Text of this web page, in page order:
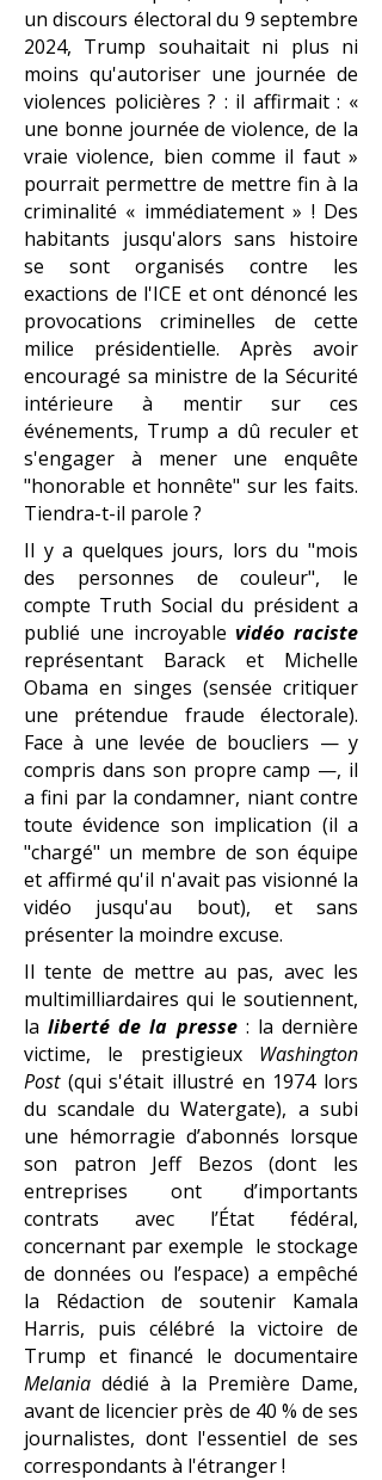
un discours électoral du 9 septembre
2024, Trump souhaitait ni plus ni
moins qu'autoriser une journée de
violences policières ? : il affirmait : «
une bonne journée de violence, de la
vraie violence, bien comme il faut »
pourrait permettre de mettre fin à la
criminalité « immédiatement » ! Des
habitants jusqu'alors sans histoire
se sont organisés contre les
exactions de l'ICE et ont dénoncé les
provocations criminelles de cette
milice présidentielle. Après avoir
encouragé sa ministre de la Sécurité
intérieure à mentir sur ces
événements, Trump a dû reculer et
s'engager à mener une enquête
"honorable et honnête" sur les faits.
Tiendra-t-il parole ?
Il y a quelques jours, lors du "mois
des personnes de couleur", le
compte Truth Social du président a
publié une incroyablevidéo raciste
représentant Barack et Michelle
Obama en singes (sensée critiquer
une prétendue fraude électorale).
Face à une levée de boucliers — y
compris dans son propre camp —, il
a fini par la condamner, niant contre
toute évidence son implication (il a
"chargé" un membre de son équipe
et affirmé qu'il n'avait pas visionné la
vidéo jusqu'au bout), et sans
présenter la moindre excuse.
Il tente de mettre au pas, avec les
multimilliardaires qui le soutiennent,
laliberté de la presse: la dernière
victime, le prestigieux Washington
Post(qui s'était illustré en 1974 lors
du scandale du Watergate), a subi
une hémorragie d’abonnés lorsque
son patron Jeff Bezos (dont les
entreprises ont d’importants
contrats avec l’État fédéral,
concernant par exemple le stockage
de données ou l’espace) a empêché
la Rédaction de soutenir Kamala
Harris, puis célébré la victoire de
Trump et financé le documentaire
Melania dédié à la Première Dame,
avant de licencier près de 40 % de ses
journalistes, dont l'essentiel de ses
correspondants à l'étranger !